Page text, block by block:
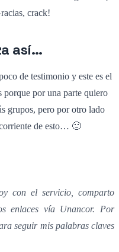
crack!
así…
de testimonio y este es el
porque por una parte quiero
grupos, pero por otro lado
de esto… 🙂
con el servicio, comparto
enlaces vía Unancor. Por
seguir mis palabras claves